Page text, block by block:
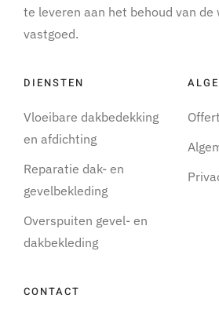
te leveren aan het behoud van de
vastgoed.
DIENSTEN
Vloeibare dakbedekking
en afdichting
Reparatie dak- en
gevelbekleding
Overspuiten gevel- en
dakbekleding
CONTACT